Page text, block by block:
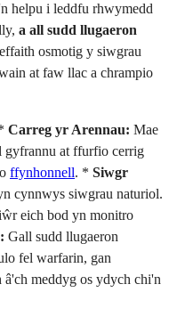
helpu i leddfu rhwymedd
a all sudd llugaeron
osmotig y siwgrau
at faw llac a chrampio
Carreg yr Arennau: Mae
gyfrannu at ffurfio cerrig
ffynhonnell. * Siwgr
cynnwys siwgrau naturiol.
eich bod yn monitro
Gall sudd llugaeron
fel warfarin, gan
meddyg os ydych chi'n